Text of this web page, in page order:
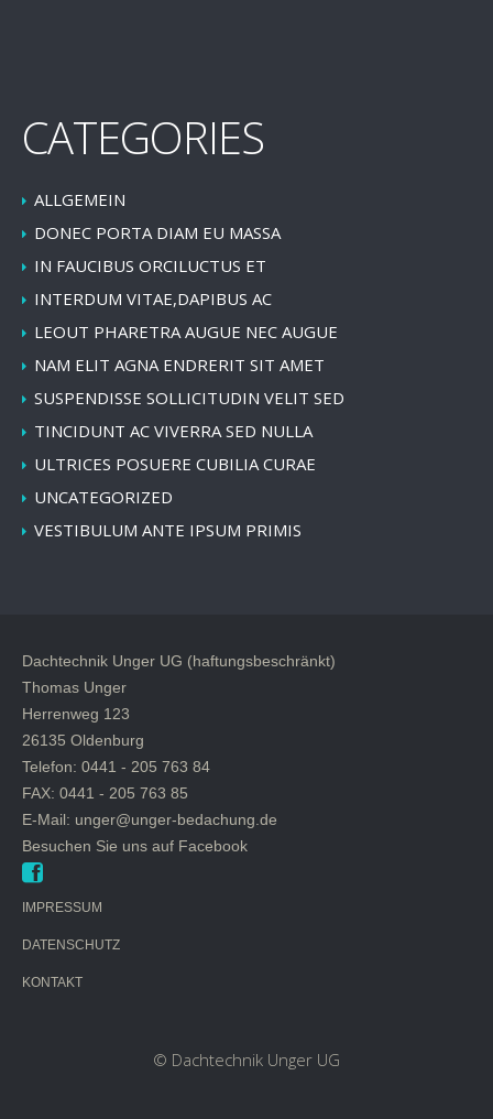
CATEGORIES
ALLGEMEIN
DONEC PORTA DIAM EU MASSA
IN FAUCIBUS ORCILUCTUS ET
INTERDUM VITAE,DAPIBUS AC
LEOUT PHARETRA AUGUE NEC AUGUE
NAM ELIT AGNA ENDRERIT SIT AMET
SUSPENDISSE SOLLICITUDIN VELIT SED
TINCIDUNT AC VIVERRA SED NULLA
ULTRICES POSUERE CUBILIA CURAE
UNCATEGORIZED
VESTIBULUM ANTE IPSUM PRIMIS
Dachtechnik Unger UG (haftungsbeschränkt)
Thomas Unger
Herrenweg 123
26135 Oldenburg
Telefon: 0441 - 205 763 84
FAX: 0441 - 205 763 85
E-Mail: unger@unger-bedachung.de
Besuchen Sie uns auf Facebook
IMPRESSUM
DATENSCHUTZ
KONTAKT
© Dachtechnik Unger UG